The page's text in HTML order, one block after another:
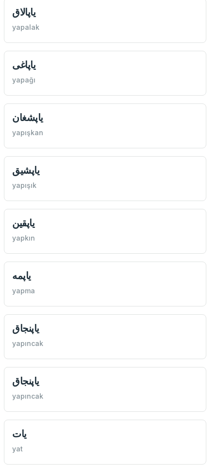
یاپالاق
yapalak
یاپاغی
yapağı
یاپشغان
yapışkan
یاپشيق
yapışık
یاپقين
yapkın
یاپمه
yapma
یاپنجاق
yapıncak
یاپنجاق
yapıncak
یات
yat